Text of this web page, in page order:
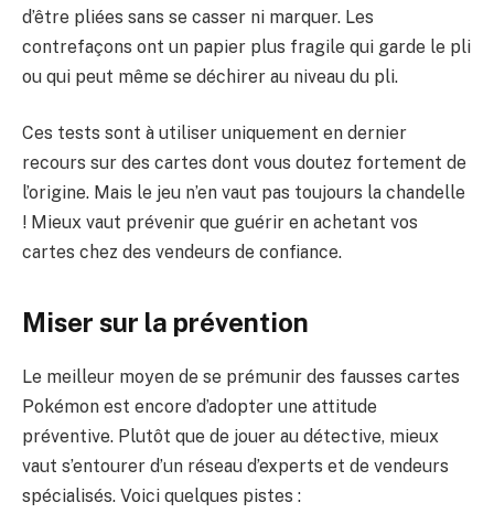
d’être pliées sans se casser ni marquer. Les
contrefaçons ont un papier plus fragile qui garde le pli
ou qui peut même se déchirer au niveau du pli.
Ces tests sont à utiliser uniquement en dernier
recours sur des cartes dont vous doutez fortement de
l’origine. Mais le jeu n’en vaut pas toujours la chandelle
! Mieux vaut prévenir que guérir en achetant vos
cartes chez des vendeurs de confiance.
Miser sur la prévention
Le meilleur moyen de se prémunir des fausses cartes
Pokémon est encore d’adopter une attitude
préventive. Plutôt que de jouer au détective, mieux
vaut s’entourer d’un réseau d’experts et de vendeurs
spécialisés. Voici quelques pistes :